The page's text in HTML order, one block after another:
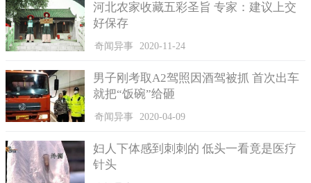
河北农家收藏五彩圣旨 专家：建议上交
好保存
奇闻异事 2020-11-24
男子刚考取A2驾照因酒驾被抓 首次出车
就把“饭碗”给砸
奇闻异事 2020-04-09
妇人下体感到刺刺的 低头一看竟是医疗
针头